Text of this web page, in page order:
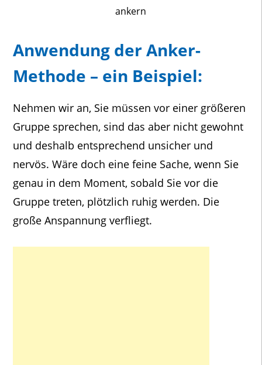
ankern
Anwendung der Anker-
Methode – ein Beispiel:
Nehmen wir an, Sie müssen vor einer größeren
Gruppe sprechen, sind das aber nicht gewohnt
und deshalb entsprechend unsicher und
nervös. Wäre doch eine feine Sache, wenn Sie
genau in dem Moment, sobald Sie vor die
Gruppe treten, plötzlich ruhig werden. Die
große Anspannung verfliegt.